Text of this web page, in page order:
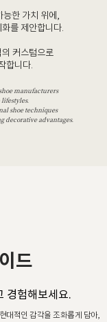
능한 가치 위에,
를 제안합니다.
커스텀으로
합니다.
manufacturers
shoe techniques
decorative advantages.
드
경험해보세요.
대적인 감각을 조화롭게 담아,